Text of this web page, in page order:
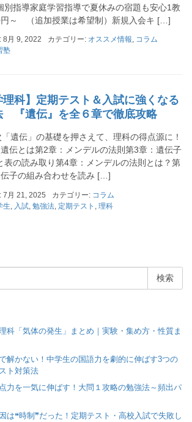
別指導家庭学習指導で夏休みの宿題も安心1教
～ （追加授業は希望制）新規入会キ […]
8月 9, 2022 カテゴリー: オススメ情報, コラム
塾
理科】定期テスト＆入試に強くなる
『遺伝』を全６章で徹底攻略
伝」の基礎を押さえて、理科の得点源に！
伝とは第2章：メンデルの法則第3章：遺伝子
表の読み取り第4章：メンデルの法則とは？第
子の組み合わせを読み […]
7月 21, 2025 カテゴリー: コラム
生, 入試, 勉強法, 定期テスト , 理科
科「気体の発生」まとめ｜実験・集め方・性質ま
解かない！中学生の国語力を劇的に伸ばす3つの
ト対策法
力を一気に伸ばす！大問１攻略の勉強法～頻出パ
は❝時制❞だった！定期テスト・高校入試で失敗し